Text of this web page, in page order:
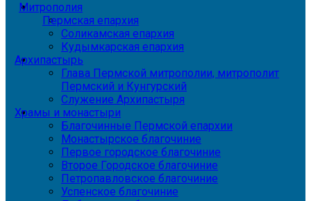
Митрополия
Пермская епархия
Соликамская епархия
Кудымкарская епархия
Архипастырь
Глава Пермской митрополии, митрополит
Пермский и Кунгурский
Служение Архипастыря
Храмы и монастыри
Благочинные Пермской епархии
Монастырское благочиние
Первое городское благочиние
Второе Городское благочиние
Петропавловское благочиние
Успенское благочиние